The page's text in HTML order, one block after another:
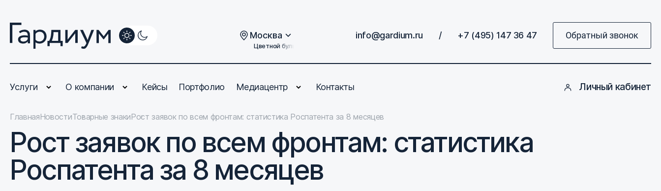
Москва
Цветной бульвар, дом 2
info@gardium.ru / +7 (495) 147 36 47 Обратный звонок
Услуги О компании Кейсы Портфолио Медиацентр Контакты Личный кабинет
ГлавнаяНовостиТоварные знакиРост заявок по всем фронтам: статистика Роспатента за 8 месяцев
Рост заявок по всем фронтам: статистика
Роспатента за 8 месяцев